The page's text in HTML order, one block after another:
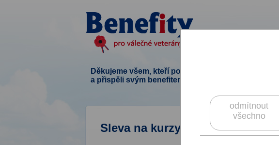
Děkujeme všem, kteří podpořili tento projekt
a přispěli svým benefitem.
odmítnout
všechno
Sleva na kurzy autoškoly a